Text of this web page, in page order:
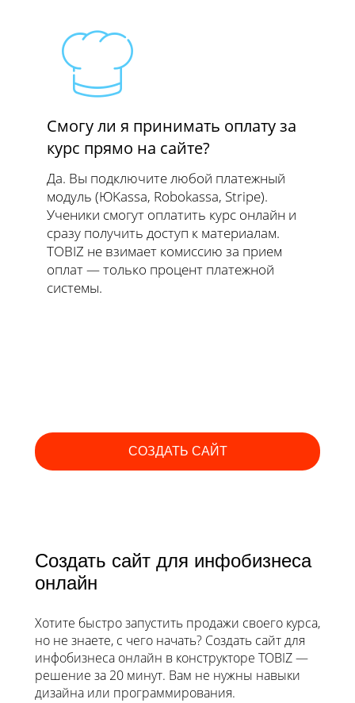
Смогу ли я принимать оплату за
курс прямо на сайте?
Да. Вы подключите любой платежный
модуль (ЮKassa, Robokassa, Stripe).
Ученики смогут оплатить курс онлайн и
сразу получить доступ к материалам.
TOBIZ не взимает комиссию за прием
оплат — только процент платежной
системы.
СОЗДАТЬ САЙТ
Создать сайт для инфобизнеса
онлайн
Хотите быстро запустить продажи своего курса,
но не знаете, с чего начать? Создать сайт для
инфобизнеса онлайн в конструкторе TOBIZ —
решение за 20 минут. Вам не нужны навыки
дизайна или программирования.